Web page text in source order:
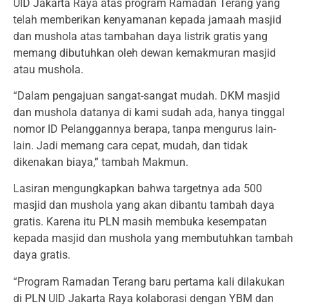
UID Jakarta Raya atas program Ramadan Terang yang
telah memberikan kenyamanan kepada jamaah masjid
dan mushola atas tambahan daya listrik gratis yang
memang dibutuhkan oleh dewan kemakmuran masjid
atau mushola.
“Dalam pengajuan sangat-sangat mudah. DKM masjid
dan mushola datanya di kami sudah ada, hanya tinggal
nomor ID Pelanggannya berapa, tanpa mengurus lain-
lain. Jadi memang cara cepat, mudah, dan tidak
dikenakan biaya,” tambah Makmun.
Lasiran mengungkapkan bahwa targetnya ada 500
masjid dan mushola yang akan dibantu tambah daya
gratis. Karena itu PLN masih membuka kesempatan
kepada masjid dan mushola yang membutuhkan tambah
daya gratis.
“Program Ramadan Terang baru pertama kali dilakukan
di PLN UID Jakarta Raya kolaborasi dengan YBM dan